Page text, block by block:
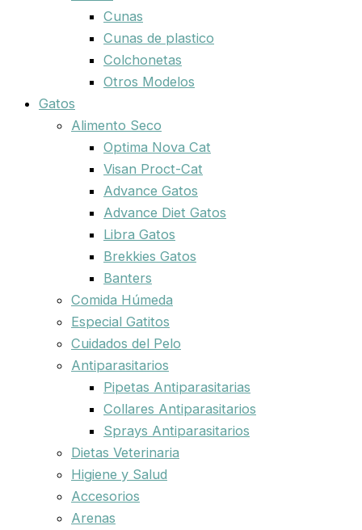
Cunas
Cunas de plastico
Colchonetas
Otros Modelos
Gatos
Alimento Seco
Optima Nova Cat
Visan Proct-Cat
Advance Gatos
Advance Diet Gatos
Libra Gatos
Brekkies Gatos
Banters
Comida Húmeda
Especial Gatitos
Cuidados del Pelo
Antiparasitarios
Pipetas Antiparasitarias
Collares Antiparasitarios
Sprays Antiparasitarios
Dietas Veterinaria
Higiene y Salud
Accesorios
Arenas